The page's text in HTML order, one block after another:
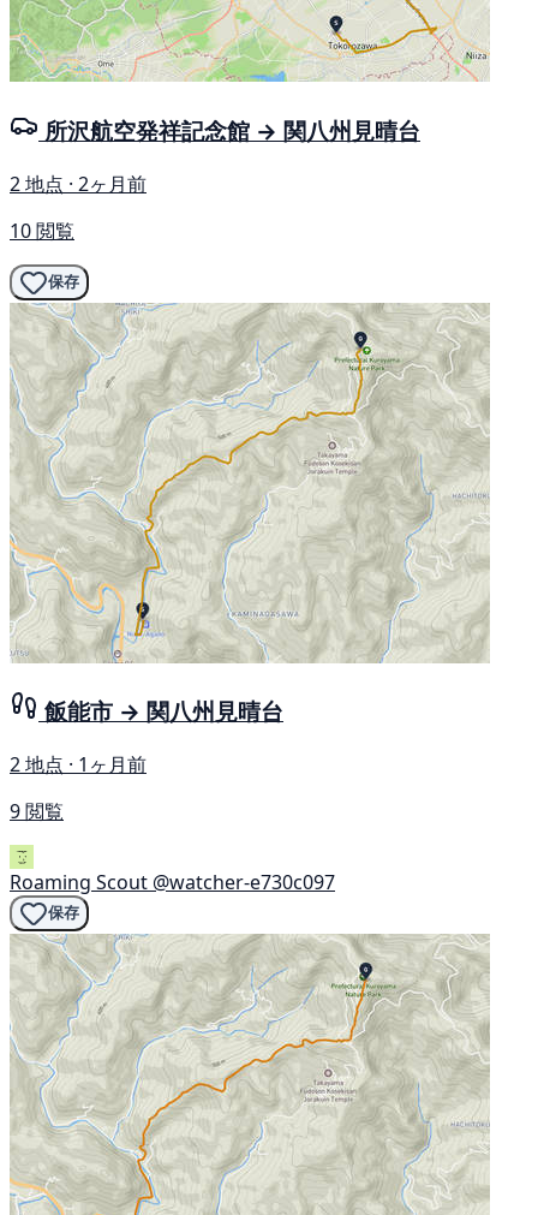
所沢航空発祥記念館 → 関八州見晴台
2 地点 · 2ヶ月前
10 閲覧
保存
飯能市 → 関八州見晴台
2 地点 · 1ヶ月前
9 閲覧
Roaming Scout @watcher-e730c097
保存